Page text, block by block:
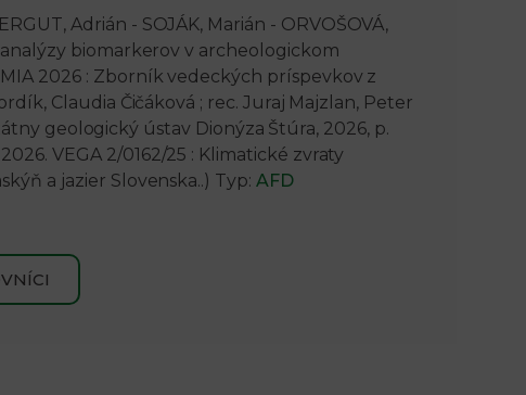
Adrián - SOJÁK, Marián - ORVOŠOVÁ,
biomarkerov v archeologickom
2026 : Zborník vedeckých príspevkov z
Claudia Čičáková ; rec. Juraj Majzlan, Peter
geologický ústav Dionýza Štúra, 2026, p.
VEGA 2/0162/25 : Klimatické zvraty
a jazier Slovenska..) Typ: AFD